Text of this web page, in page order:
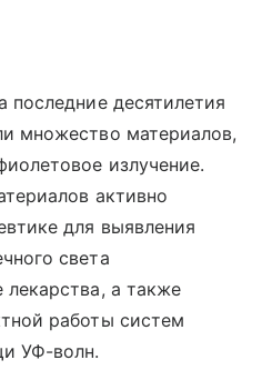
последние десятилетия
множество материалов,
излучение.
активно
для выявления
света
лекарства, а также
работы систем
УФ-волн.